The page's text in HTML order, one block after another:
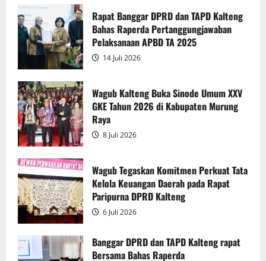
Rapur
Penyampaian
Pendapat
Akhir
Gubernur
atas
Persetujuan
Bersama
Raperda
Pertanggungjawaban
Pelaksanaan
APBD
2025
Rapat Banggar DPRD dan TAPD Kalteng
Bahas Raperda Pertanggungjawaban
Pelaksanaan APBD TA 2025
14 Juli 2026
Wagub Kalteng Buka Sinode Umum XXV
GKE Tahun 2026 di Kabupaten Murung
Raya
8 Juli 2026
Wagub Tegaskan Komitmen Perkuat Tata
Kelola Keuangan Daerah pada Rapat
Paripurna DPRD Kalteng
6 Juli 2026
Banggar DPRD dan TAPD Kalteng rapat
Bersama Bahas Raperda